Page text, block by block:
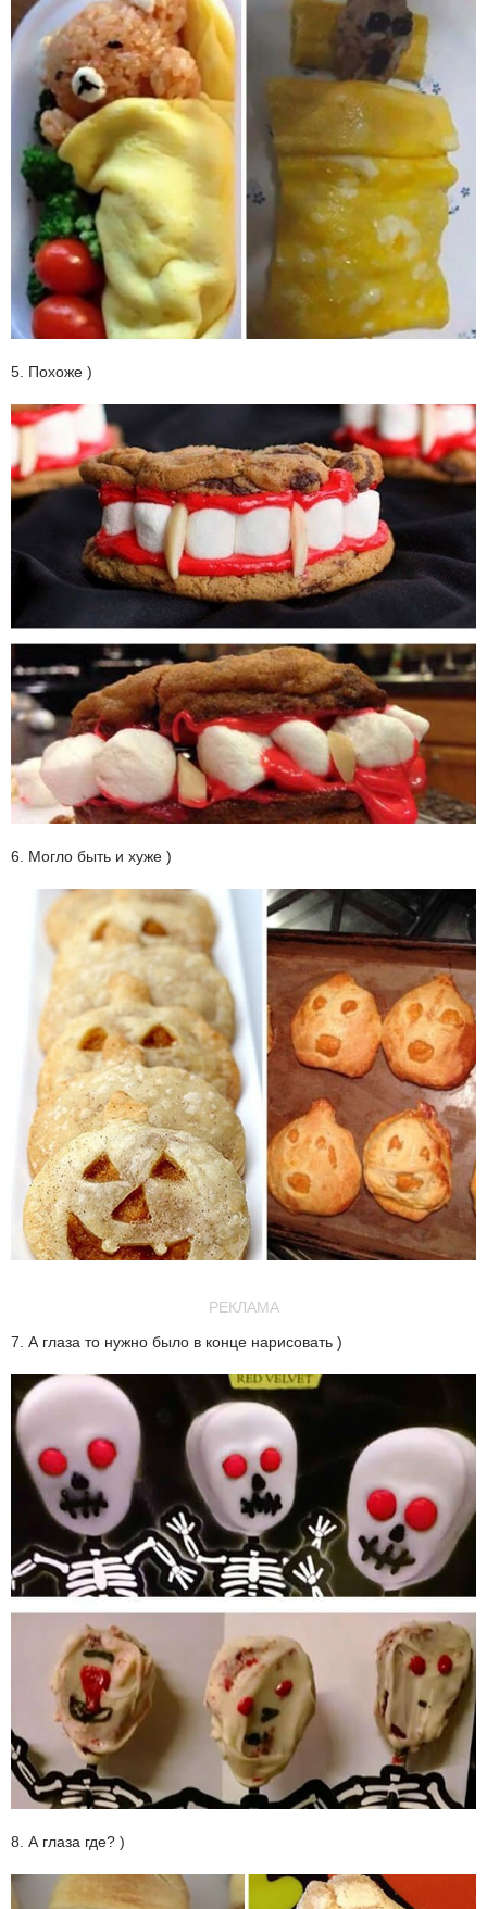
5. Похоже )
6. Могло быть и хуже )
РЕКЛАМА
7. А глаза то нужно было в конце нарисовать )
8. А глаза где? )